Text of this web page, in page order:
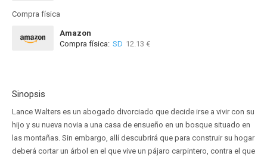
Compra física
Amazon
Compra física: SD 12.13 €
Sinopsis
Lance Walters es un abogado divorciado que decide irse a vivir con su
hijo y su nueva novia a una casa de ensueño en un bosque situado en
las montañas. Sin embargo, allí descubrirá que para construir su hogar
deberá cortar un árbol en el que vive un pájaro carpintero, contra el que